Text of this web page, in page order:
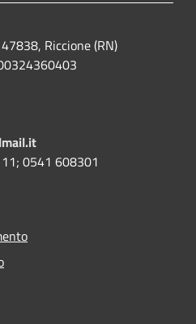
Riccione (RN)
0541 608301